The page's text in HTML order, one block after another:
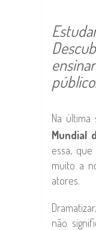
público.
Na última
Mundial
essa,
muito a
atores.
não